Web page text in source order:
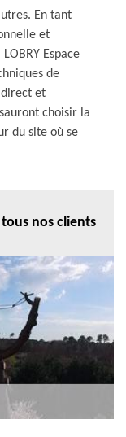
En tant
et
Espace
de
direct et
choisir la
du site où se
nos clients